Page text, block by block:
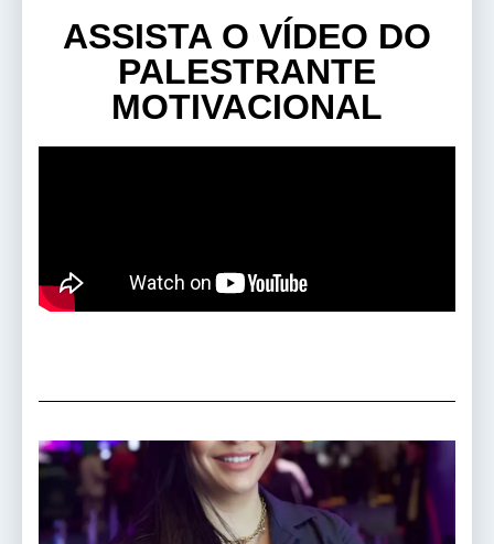
ASSISTA O VÍDEO DO
PALESTRANTE
MOTIVACIONAL